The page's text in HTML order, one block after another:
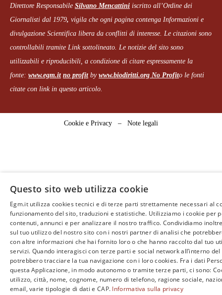
Direttore Responsabile Silvano Mencattini iscritto all’Ordine dei
Giornalisti dal 1979, vigila che ogni pagina contenga Informazioni e
divulgazione Scientifica libera da conflitti di interesse. Le citazioni sono
controllabili tramite Link sottolineato. Le notizie del sito sono
utilizzabili e riproducibili, a condizione di citare espressamente la
fonte: www.egm.it no profitby www.biodiritti.org No Profito le fonti
citate con link in questo articolo.
Cookie e Privacy – Note legali
Questo sito web utilizza cookie
Egm.it utilizza cookies tecnici e di terze parti strettamente necessari al
funzionamento del sito, traduzioni e statistiche. Utilizziamo i cookie per
contenuti, annunci e per analizzare il nostro traffico. Condividiamo
sul tuo utilizzo del nostro sito con i nostri partner di analisi che
con altre informazioni che hai fornito loro o che hanno raccolto dal tuo
servizi. Quando interagisci con terze parti e social network all’interno
potrebbero tracciare la tua navigazione con i loro cookies. Fra i dati
questa Applicazione, in modo autonomo o tramite terze parti, ci sono:
utilizzo, città, nome, cognome, numero di telefono, ragione sociale,
email, varie tipologie di dati e CAP. Informativa sulla privacy